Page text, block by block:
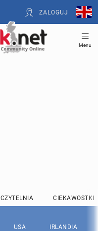
ZALOGUJ
Menu
CZYTELNIA CIEKAWOSTKI
USA IRLANDIA